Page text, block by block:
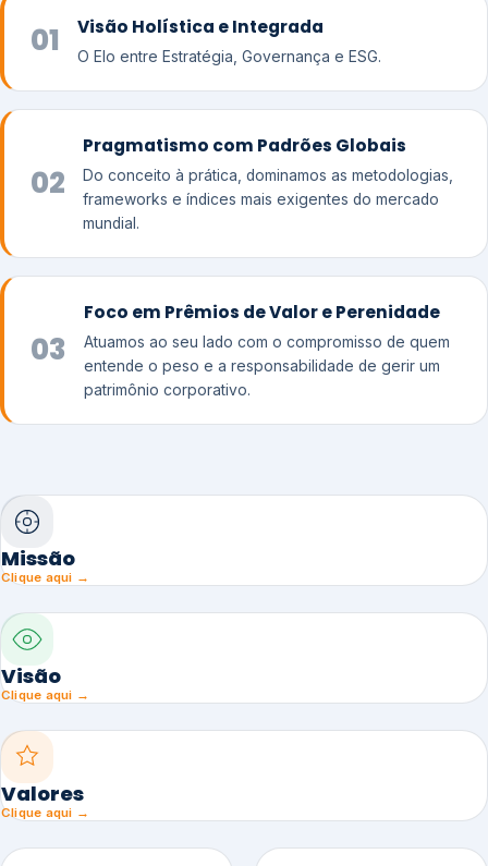
01 Visão Holística e Integrada
O Elo entre Estratégia, Governança e ESG.
02
Pragmatismo com Padrões Globais
Do conceito à prática, dominamos as metodologias,
frameworks e índices mais exigentes do mercado
mundial.
03
Foco em Prêmios de Valor e Perenidade
Atuamos ao seu lado com o compromisso de quem
entende o peso e a responsabilidade de gerir um
patrimônio corporativo.
Missão
Clique aqui →
Visão
Clique aqui →
Valores
Clique aqui →